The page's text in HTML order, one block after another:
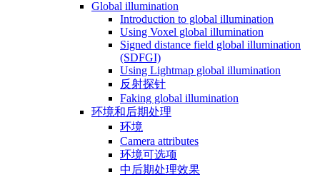
Global illumination
Introduction to global illumination
Using Voxel global illumination
Signed distance field global illumination
(SDFGI)
Using Lightmap global illumination
反射探针
Faking global illumination
环境和后期处理
环境
Camera attributes
环境可选项
中后期处理效果